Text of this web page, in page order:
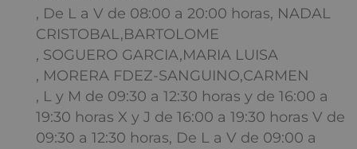
, De L a V de 08:00 a 20:00 horas, NADAL
CRISTOBAL,BARTOLOME
, SOGUERO GARCIA,MARIA LUISA
, MORERA FDEZ-SANGUINO,CARMEN
, L y M de 09:30 a 12:30 horas y de 16:00 a
19:30 horas X y J de 16:00 a 19:30 horas V de
09:30 a 12:30 horas, De L a V de 09:00 a